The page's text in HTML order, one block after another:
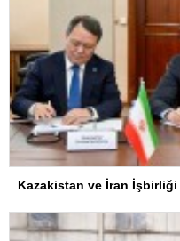
Kazakistan ve İran